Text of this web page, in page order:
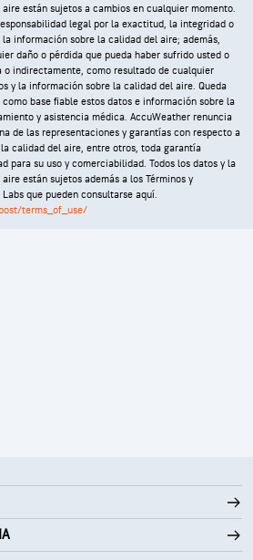
están sujetos a cambios en cualquier momento.
legal por la exactitud, la integridad o
información sobre la calidad del aire; además,
daño o pérdida que pueda haber sufrido usted o
indirectamente, como resultado de cualquier
y la información sobre la calidad del aire. Queda
base fiable estos datos e información sobre la
y asistencia médica. AccuWeather renuncia
de las representaciones y garantías con respecto a
calidad del aire, entre otros, toda garantía
para su uso y comerciabilidad. Todos los datos y la
están sujetos además a los Términos y
que pueden consultarse aquí.
terms_of_use/